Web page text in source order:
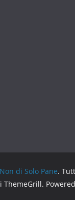
Non di Solo Pane.
ThemeGrill.